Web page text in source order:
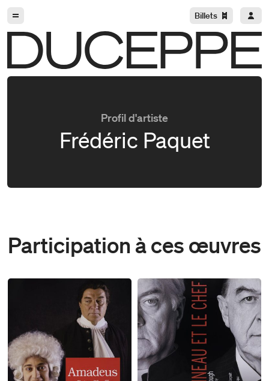
Billets
Profil d'artiste
Frédéric Paquet
Participation à ces œuvres